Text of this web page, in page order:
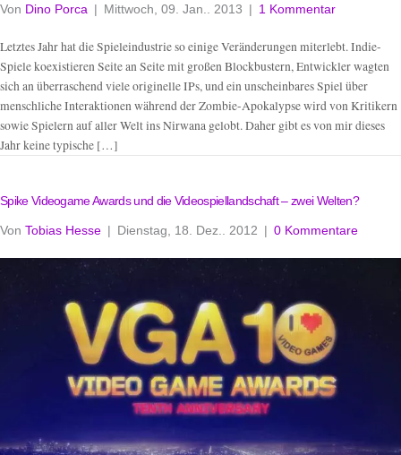
Von Dino Porca | Mittwoch, 09. Jan.. 2013 | 1 Kommentar
Letztes Jahr hat die Spieleindustrie so einige Veränderungen miterlebt. Indie-
Spiele koexistieren Seite an Seite mit großen Blockbustern, Entwickler wagten
sich an überraschend viele originelle IPs, und ein unscheinbares Spiel über
menschliche Interaktionen während der Zombie-Apokalypse wird von Kritikern
sowie Spielern auf aller Welt ins Nirwana gelobt. Daher gibt es von mir dieses
Jahr keine typische […]
Spike Videogame Awards und die Videospiellandschaft – zwei Welten?
Von Tobias Hesse | Dienstag, 18. Dez.. 2012 | 0 Kommentare